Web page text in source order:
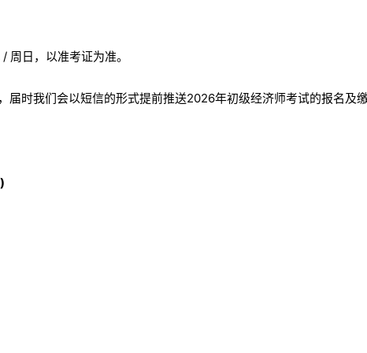
日，以准考证为准。
届时我们会以短信的形式提前推送2026年初级经济师考试的报名及